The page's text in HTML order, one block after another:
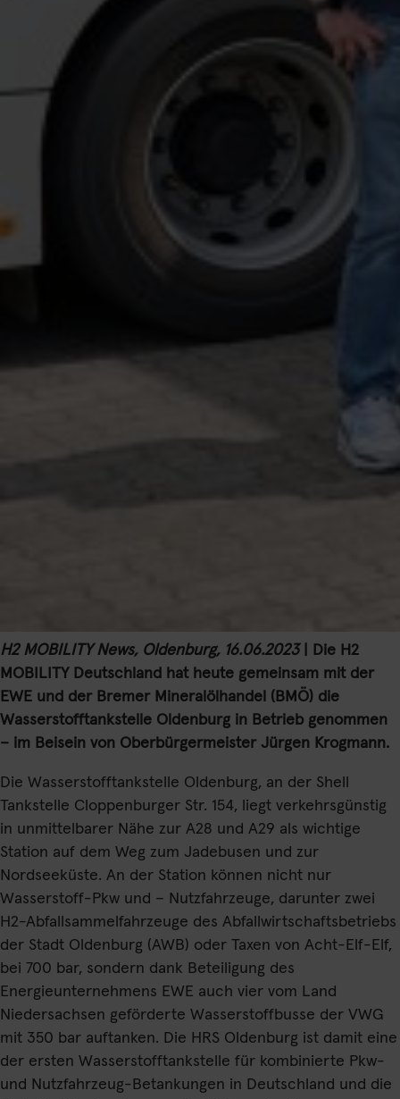
H2 MOBILITY News, Oldenburg, 16.06.2023| Die H2
MOBILITY Deutschland hat heute gemeinsam mit der
EWE und der Bremer Mineralölhandel (BMÖ) die
Wasserstofftankstelle Oldenburg in Betrieb genommen
– im Beisein von Oberbürgermeister Jürgen Krogmann.
Die Wasserstofftankstelle Oldenburg, an der Shell
Tankstelle Cloppenburger Str. 154, liegt verkehrsgünstig
in unmittelbarer Nähe zur A28 und A29 als wichtige
Station auf dem Weg zum Jadebusen und zur
Nordseeküste. An der Station können nicht nur
Wasserstoff-Pkw und – Nutzfahrzeuge, darunter zwei
H2-Abfallsammelfahrzeuge des Abfallwirtschaftsbetriebs
der Stadt Oldenburg (AWB) oder Taxen von Acht-Elf-Elf,
bei 700 bar, sondern dank Beteiligung des
Energieunternehmens EWE auch vier vom Land
Niedersachsen geförderte Wasserstoffbusse der VWG
mit 350 bar auftanken. Die HRS Oldenburg ist damit eine
der ersten Wasserstofftankstelle für kombinierte Pkw-
und Nutzfahrzeug-Betankungen in Deutschland und die